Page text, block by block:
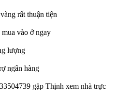
rất thuận tiện
vào ở ngay
lượng
ngân hàng
gặp Thịnh xem nhà trực